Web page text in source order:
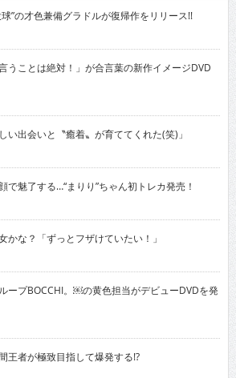
”の才色兼備グラドルが復帰作をリリース!!
ことは絶対！」が合言葉の新作イメージDVD
出会いと〝癒着〟が育ててくれた(笑)」
魅了する…“まりり”ちゃん初トレカ発売！
な？「ずっとフザけていたい！」
プBOCCHI。￼の黄色担当がデビューDVDを発
者が極致目指して爆発する!?